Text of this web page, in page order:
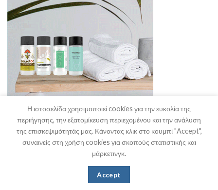
Stefanakis HO.RE.CA. Supplies
Η ιστοσελίδα χρησιμοποιεί cookies για την ευκολία της
περιήγησης, την εξατομίκευση περιεχομένου και την ανάλυση
της επισκεψιμότητάς μας. Κάνοντας κλικ στο κουμπί "Accept",
συναινείς στη χρήση cookies για σκοπούς στατιστικής και
μάρκετινγκ.
Accept